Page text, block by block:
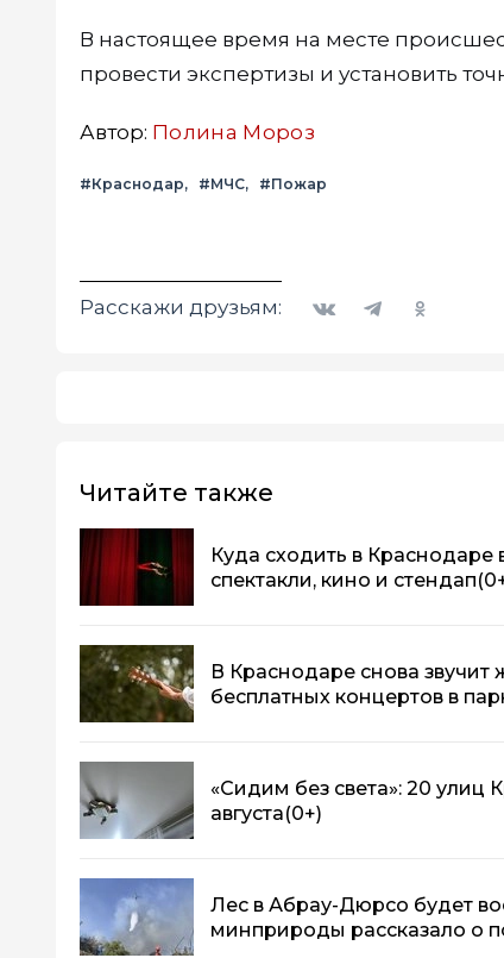
В настоящее время на месте
провести экспертизы и установить
Автор: Полина Мороз
#Краснодар #МЧС #Пожар
Расскажи друзьям:
Читайте также
Куда сходить в
спектакли, кино и стендап
В Краснодаре снова звучит
бесплатных концертов в
«Сидим без света»: 20 улиц
августа(0+)
Лес в Абрау-Дюрсо будет
минприроды рассказало о